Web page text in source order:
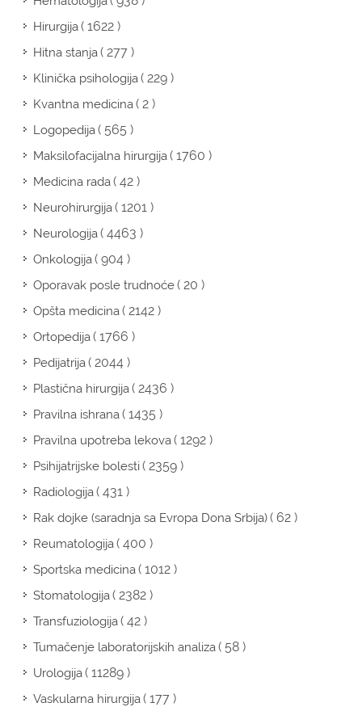
Hirurgija( 1622 )
Hitna stanja( 277 )
Klinička psihologija( 229 )
Kvantna medicina( 2 )
Logopedija( 565 )
Maksilofacijalna hirurgija( 1760 )
Medicina rada( 42 )
Neurohirurgija( 1201 )
Neurologija( 4463 )
Onkologija( 904 )
Oporavak posle trudnoće( 20 )
Opšta medicina( 2142 )
Ortopedija( 1766 )
Pedijatrija( 2044 )
Plastična hirurgija( 2436 )
Pravilna ishrana( 1435 )
Pravilna upotreba lekova( 1292 )
Psihijatrijske bolesti( 2359 )
Radiologija( 431 )
Rak dojke (saradnja sa Evropa Dona Srbija)( 62 )
Reumatologija( 400 )
Sportska medicina( 1012 )
Stomatologija( 2382 )
Transfuziologija( 42 )
Tumačenje laboratorijskih analiza( 58 )
Urologija( 11289 )
Vaskularna hirurgija( 177 )